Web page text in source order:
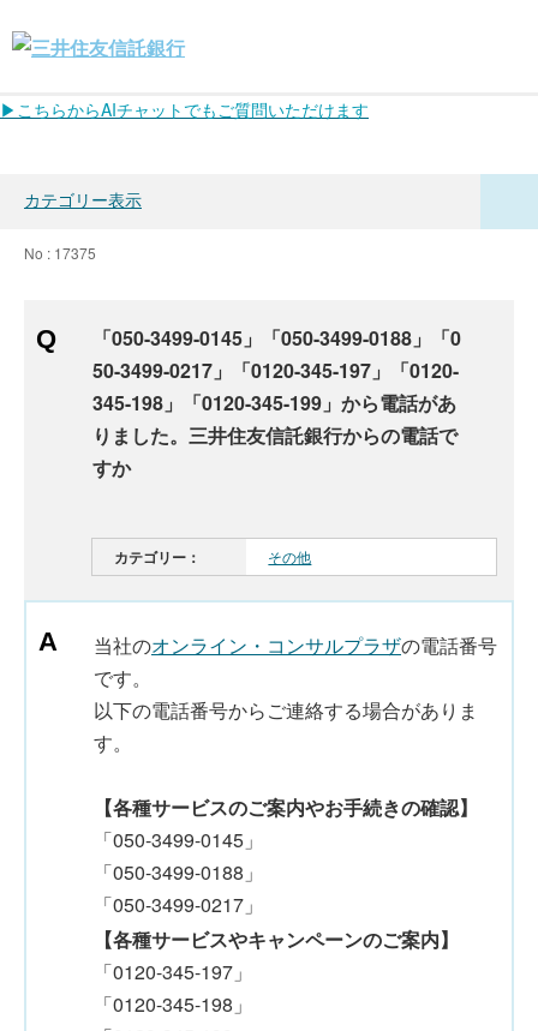
▶こちらからAIチャットでもご質問いただけます
カテゴリー表示
No : 17375
「050-3499-0145」「050-3499-0188」「0
50-3499-0217」「0120-345-197」「0120-
345-198」「0120-345-199」から電話があ
りました。三井住友信託銀行からの電話で
すか
カテゴリー： その他
当社のオンライン・コンサルプラザの電話番号
です。
以下の電話番号からご連絡する場合がありま
す。
【各種サービスのご案内やお手続きの確認】
「050-3499-0145」
「050-3499-0188」
「050-3499-0217」
【各種サービスやキャンペーンのご案内】
「0120-345-197」
「0120-345-198」